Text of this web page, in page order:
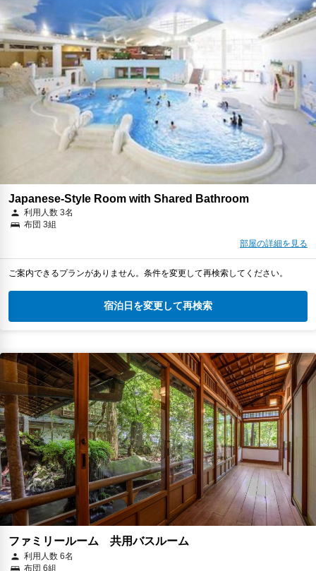
Japanese-Style Room with Shared Bathroom
利用人数 3名
布団 3組
部屋の詳細を見る
ご案内できるプランがありません。条件を変更して再検索してください。
宿泊日を変更して再検索
ファミリールーム 共用バスルーム
利用人数 6名
布団 6組